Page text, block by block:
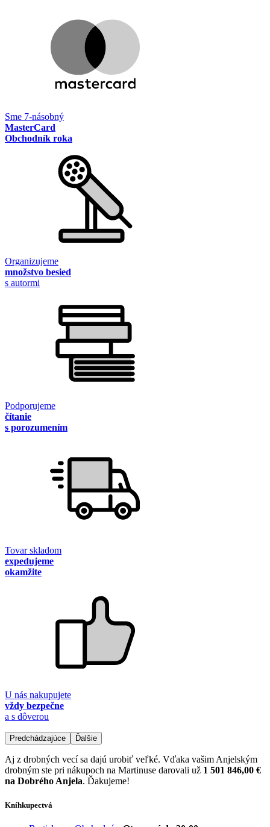
Sme 7-násobný
MasterCard
Obchodník roka
Organizujeme
množstvo besied
s autormi
Podporujeme
čítanie
s porozumením
Tovar skladom
expedujeme
okamžite
U nás nakupujete
vždy bezpečne
a s dôverou
Predchádzajúce Ďalšie
Aj z drobných vecí sa dajú urobiť veľké. Vďaka vašim Anjelským
drobným ste pri nákupoch na Martinuse darovali už 1 501 846,00 €
na Dobrého Anjela. Ďakujeme!
Kníhkupectvá